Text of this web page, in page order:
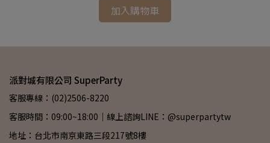
加入購物車
派對城有限公司 SuperParty
客服專線：(02)2506-8220
客服時間：09:00~18:00｜線上諮詢LINE：@superpartytw
地址：台北市南京東路三段217號8樓